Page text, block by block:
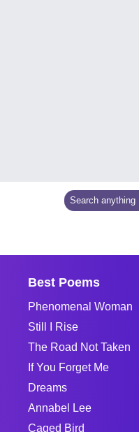
Best Poems
Phenomenal Woman
Still I Rise
The Road Not Taken
If You Forget Me
Dreams
Annabel Lee
Caged Bird